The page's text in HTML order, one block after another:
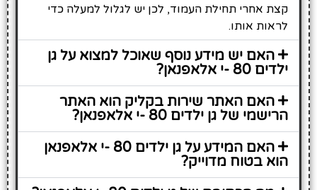
קצת אחרי תחילת העמוד, לכן יש לגלול למעלה כדי
לראות אותו.
האם יש מידע נוסף שאוכל למצוא על גן
ילדים 80 -י אלאפנאן?
האם האתר שירות בקליק הוא האתר
הרישמי של גן ילדים 80 -י אלאפנאן?
האם המידע על גן ילדים 80 -י אלאפנאן
הוא בטוח מדוייק?